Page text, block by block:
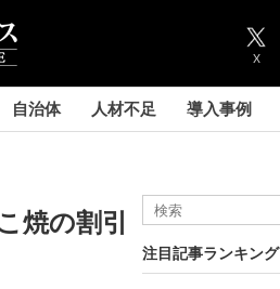
X
自治体 人材不足 導入事例
焼の割引
注目記事ランキング